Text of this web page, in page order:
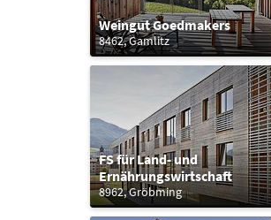
Weingut Goedmakers
8462, Gamlitz
FS für Land- und
Ernährungswirtschaft
8962, Gröbming